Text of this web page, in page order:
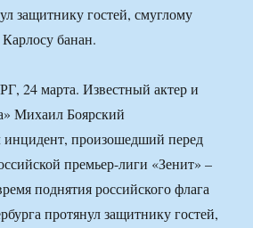
защитнику гостей, смуглому
банан.
24 марта. Известный актер и
Михаил Боярский
инцидент, произошедший перед
премьер-лиги «Зенит» –
поднятия российского флага
протянул защитнику гостей,